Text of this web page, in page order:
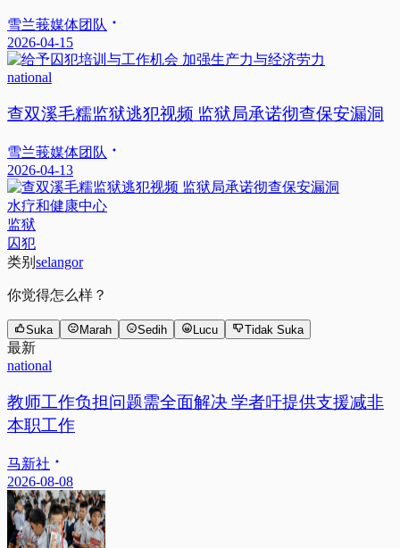
雪兰莪媒体团队
2026-04-15
national
查双溪毛糯监狱逃犯视频 监狱局承诺彻查保安漏洞
雪兰莪媒体团队
2026-04-13
水疗和健康中心
监狱
囚犯
类别 selangor
你觉得怎么样？
Suka Marah Sedih Lucu Tidak Suka
最新
national
教师工作负担问题需全面解决 学者吁提供支援减非
本职工作
马新社
2026-08-08